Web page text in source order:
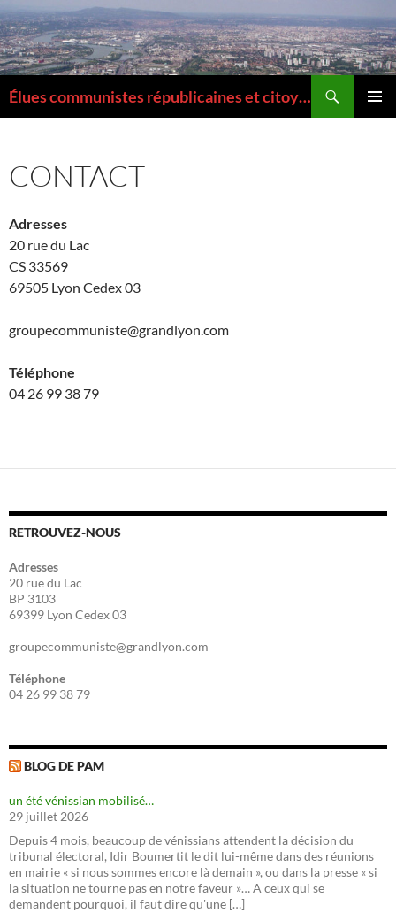
Aller
au
contenu
Élues communistes républicaines et citoyennes de la Métropole de Lyon
CONTACT
Adresses
20 rue du Lac
CS 33569
69505 Lyon Cedex 03
groupecommuniste@grandlyon.com
Téléphone
04 26 99 38 79
RETROUVEZ-NOUS
Adresses
20 rue du Lac
BP 3103
69399 Lyon Cedex 03
groupecommuniste@grandlyon.com
Téléphone
04 26 99 38 79
BLOG DE PAM
un été vénissian mobilisé…
29 juillet 2026
Depuis 4 mois, beaucoup de vénissians attendent la décision du
tribunal électoral, Idir Boumertit le dit lui-même dans des réunions
en mairie « si nous sommes encore là demain », ou dans la presse « si
la situation ne tourne pas en notre faveur »… A ceux qui se
demandent pourquoi, il faut dire qu'une […]